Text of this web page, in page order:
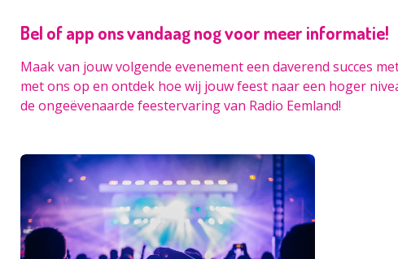
Bel of app ons vandaag nog voor meer informatie!
Maak van jouw volgende evenement een daverend succes
met ons op en ontdek hoe wij jouw feest naar een hoger
de ongeëvenaarde feestervaring van Radio Eemland!